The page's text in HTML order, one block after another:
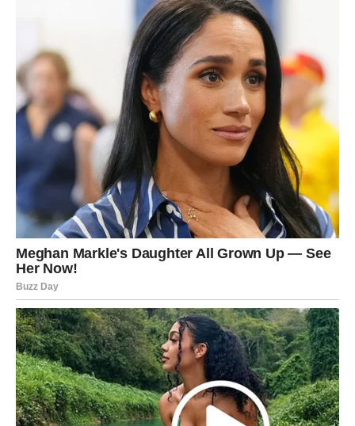
finansijska sigurnost počinje onda kada prestanete da
ugađate drugima na sopstvenu štetu.
EMOCIJE I UNUTRAŠNJE
STANJE – povratak sebi
Unutrašnje stanje Vage danas je duboko i introspektivno.
Možete imati osećaj da vam je potreban mir, tišina i
distanca od buke sveta. Ovo nije beg, već
svesna
potreba da se povežete sa sobom. Danas shvatate koliko
ste dugo balansirali tuđe emocije, dok su vaše ostajale po
strani.
Moguće je da osetite blagu tugu ili umor, ali iza toga se
krije važna spoznaja: više ne želite da živite u stalnom
prilagođavanju. Ovo je dan kada učite da kažete „ne“ bez
osećaja krivice i „da“ sebi bez straha da ćete nekoga
razočarati.